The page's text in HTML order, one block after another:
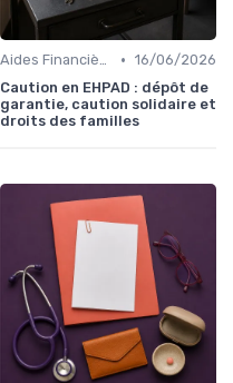
Aides Financières et Subventions • 16/06/2026
Caution en EHPAD : dépôt de
garantie, caution solidaire et
droits des familles